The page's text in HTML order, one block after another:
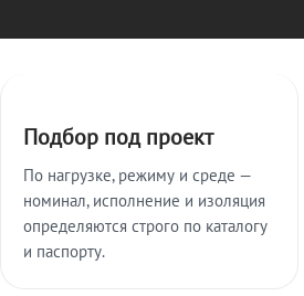
Подбор под проект
По нагрузке, режиму и среде —
номинал, исполнение и изоляция
определяются строго по каталогу
и паспорту.